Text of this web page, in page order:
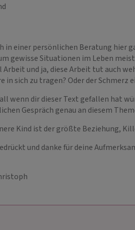
in einer persönlichen Beratung hier
gewisse Situationen im Leben
Arbeit und ja, diese Arbeit tut auch
in sich zu tragen? Oder der Schmerz
wenn dir dieser Text gefallen hat
Gespräch genau an diesem
Kind ist der größte Beziehung,
und danke für deine